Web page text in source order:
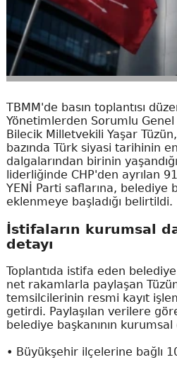
TBMM'de basın toplantısı
Yönetimlerden Sorumlu Genel
Bilecik Milletvekili Yaşar
bazında Türk siyasi tarihinin
dalgalarından birinin
liderliğinde CHP'den ayrılan
YENİ Parti saflarına, belediye
eklenmeye başladığı belirtildi.
İstifaların kurumsal
detayı
Toplantıda istifa eden belediye
net rakamlarla paylaşan
temsilcilerinin resmi kayıt
getirdi. Paylaşılan verilere
belediye başkanının kurumsal
• Büyükşehir ilçelerine bağlı